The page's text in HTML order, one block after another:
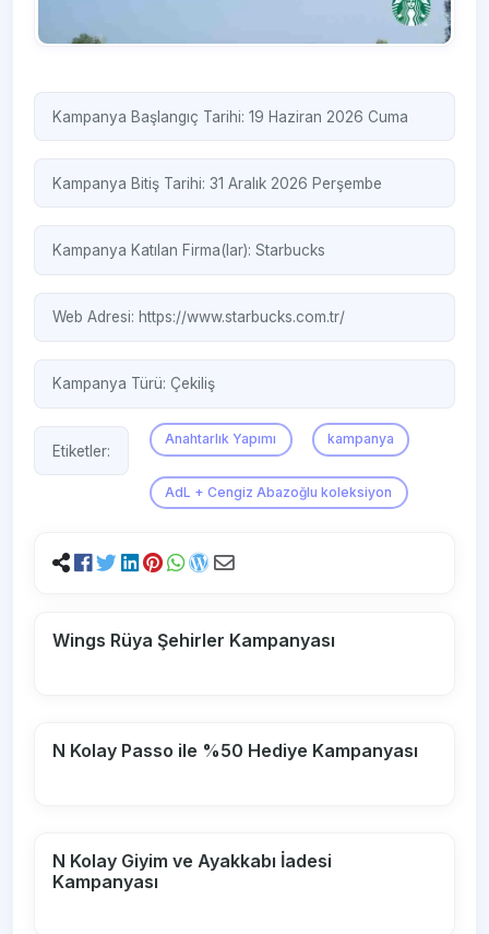
Kampanya Başlangıç Tarihi: 19 Haziran 2026 Cuma
Kampanya Bitiş Tarihi: 31 Aralık 2026 Perşembe
Kampanya Katılan Firma(lar):Starbucks
Web Adresi: https://www.starbucks.com.tr/
Kampanya Türü:Çekiliş
Etiketler:
Anahtarlık Yapımı kampanya
AdL + Cengiz Abazoğlu koleksiyon
Wings Rüya Şehirler Kampanyası
N Kolay Passo ile %50 Hediye Kampanyası
N Kolay Giyim ve Ayakkabı İadesi
Kampanyası